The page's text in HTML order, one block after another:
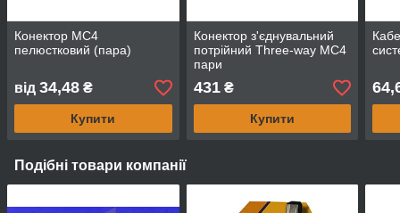
Конектор MC4
пелюстковий (пара)
від 34,48 ₴
Купити
Конектор з'єднувальний
потрійний Three-way MC4
пари
431₴
Купити
Подібні товари компанії